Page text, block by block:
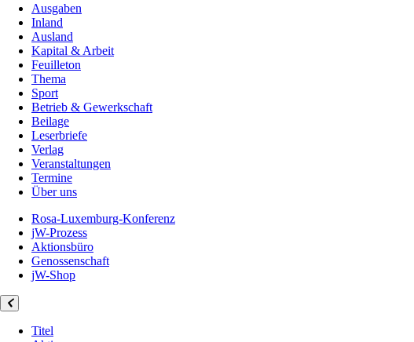
Ausgaben
Inland
Ausland
Kapital & Arbeit
Feuilleton
Thema
Sport
Betrieb & Gewerkschaft
Beilage
Leserbriefe
Verlag
Veranstaltungen
Termine
Über uns
Rosa-Luxemburg-Konferenz
jW-Prozess
Aktionsbüro
Genossenschaft
jW-Shop
Titel